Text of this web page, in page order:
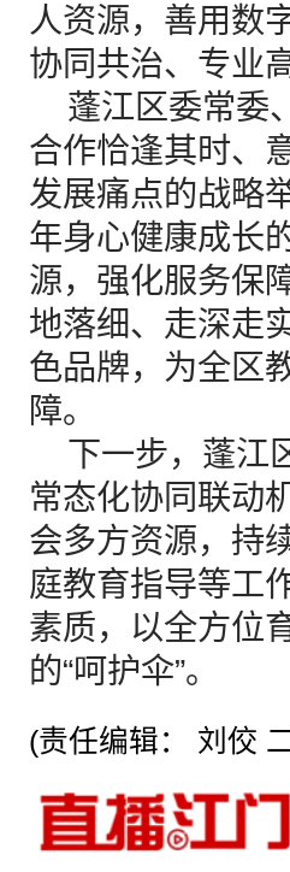
人资源，善用数
协同共治、专业
蓬江区委常委
合作恰逢其时、
发展痛点的战略
年身心健康成长
源，强化服务保
地落细、走深走
色品牌，为全区
障。
下一步，蓬江
常态化协同联动
会多方资源，持
庭教育指导等工
素质，以全方位
的“呵护伞”。
(责任编辑： 刘佼